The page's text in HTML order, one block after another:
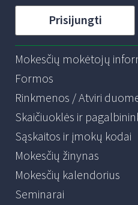
Prisijungti
Mokesčių mokėtojų
Formos
Rinkmenos / Atviri
Skaičiuoklės ir
Sąskaitos ir įmokų kodai
Mokesčių žinynas
Mokesčių kalendorius
Seminarai